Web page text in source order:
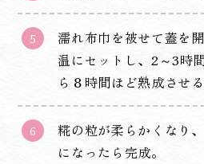
濡れ布巾を被せて蓋を
温にセットし、2～3時
ら８時間ほど熟成させる
糀の粒が柔らかくなり
になったら完成。